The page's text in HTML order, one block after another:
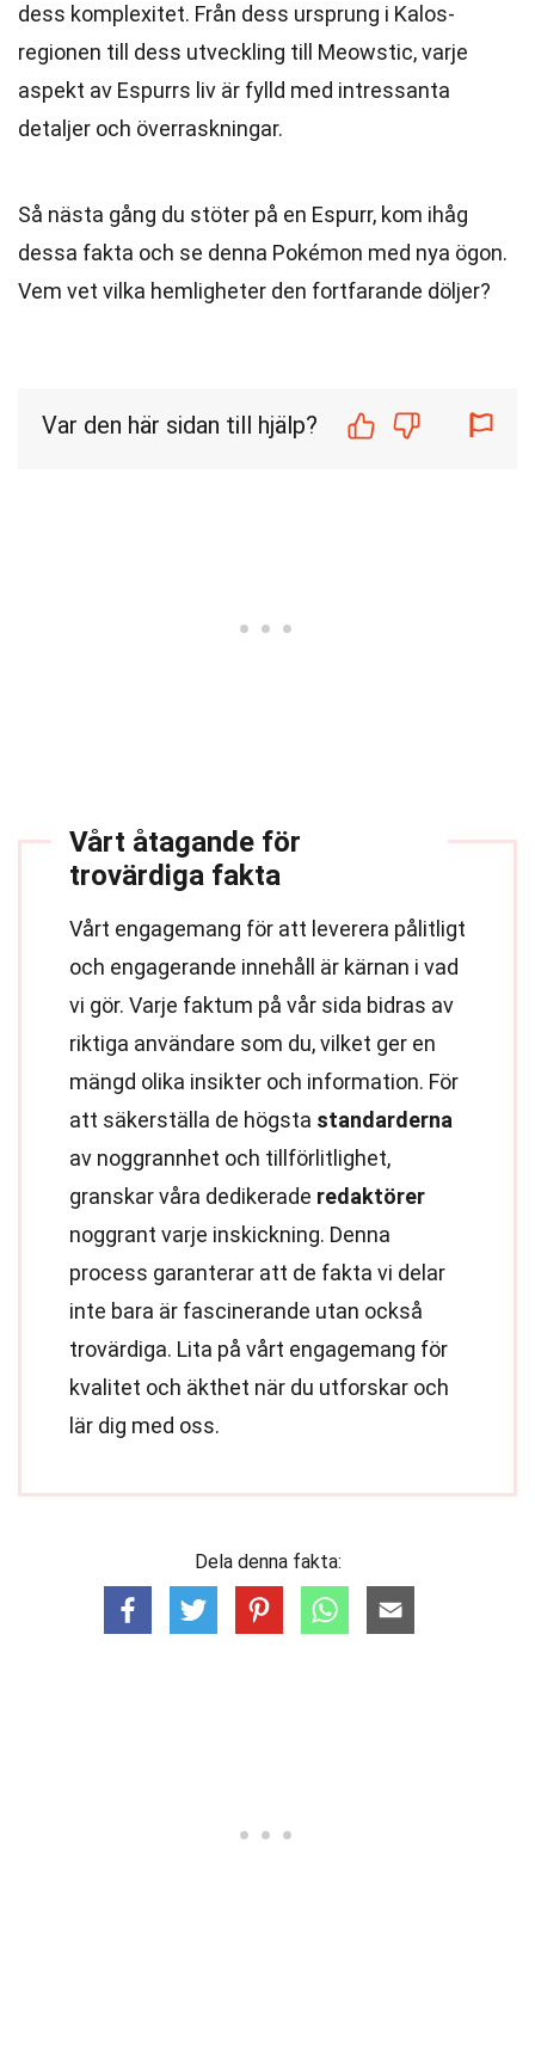
dess komplexitet. Från dess ursprung i Kalos-
regionen till dess utveckling till Meowstic, varje
aspekt av Espurrs liv är fylld med intressanta
detaljer och överraskningar.
Så nästa gång du stöter på en Espurr, kom ihåg
dessa fakta och se denna Pokémon med nya ögon.
Vem vet vilka hemligheter den fortfarande döljer?
Var den här sidan till hjälp?
Vårt åtagande för
trovärdiga fakta
Vårt engagemang för att leverera pålitligt
och engagerande innehåll är kärnan i vad
vi gör. Varje faktum på vår sida bidras av
riktiga användare som du, vilket ger en
mängd olika insikter och information. För
att säkerställa de högsta standarderna
av noggrannhet och tillförlitlighet,
granskar våra dedikerade redaktörer
noggrant varje inskickning. Denna
process garanterar att de fakta vi delar
inte bara är fascinerande utan också
trovärdiga. Lita på vårt engagemang för
kvalitet och äkthet när du utforskar och
lär dig med oss.
Dela denna fakta: